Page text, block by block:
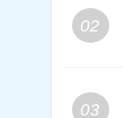
02
03
3